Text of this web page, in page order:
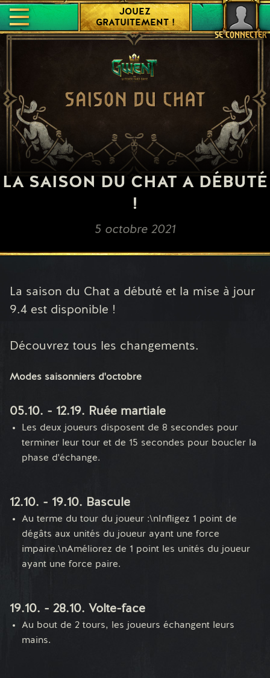
SE CONNECTER
JOUEZ
GRATUITEMENT !
LA SAISON DU CHAT A DÉBUTÉ
!
5 octobre 2021
La saison du Chat a débuté et la mise à jour
9.4 est disponible !
Découvrez tous les changements.
Modes saisonniers d'octobre
05.10. - 12.19. Ruée martiale
Les deux joueurs disposent de 8 secondes pour
terminer leur tour et de 15 secondes pour boucler la
phase d'échange.
12.10. - 19.10. Bascule
Au terme du tour du joueur :\nInfligez 1 point de
dégâts aux unités du joueur ayant une force
impaire.\nAméliorez de 1 point les unités du joueur
ayant une force paire.
19.10. - 28.10. Volte-face
Au bout de 2 tours, les joueurs échangent leurs
mains.